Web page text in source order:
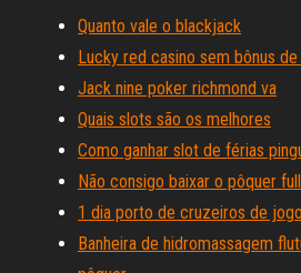
Quanto vale o blackjack
Lucky red casino sem bônus
Jack nine poker richmond va
Quais slots são os melhores
Como ganhar slot de férias
Não consigo baixar o pôquer
1 dia porto de cruzeiros de
Banheira de hidromassagem